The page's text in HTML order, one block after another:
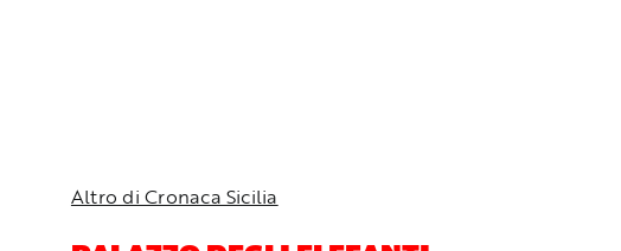
Altro di Cronaca Sicilia